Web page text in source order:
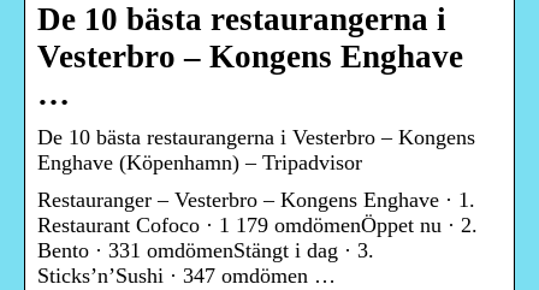
De 10 bästa restaurangerna i
Vesterbro – Kongens Enghave
…
De 10 bästa restaurangerna i Vesterbro – Kongens
Enghave (Köpenhamn) – Tripadvisor
Restauranger – Vesterbro – Kongens Enghave · 1.
Restaurant Cofoco · 1 179 omdömenÖppet nu · 2.
Bento · 331 omdömenStängt i dag · 3.
Sticks’n’Sushi · 347 omdömen …